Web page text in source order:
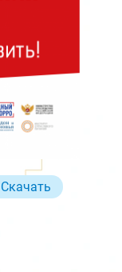
Скачать